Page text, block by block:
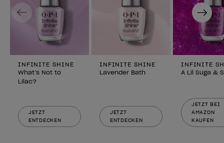
INFINITE SHINE
What’s Not to
Lilac?
JETZT
ENTDECKEN
INFINITE SHINE
Lavender Bath
JETZT
ENTDECKEN
INFINITE
A Lil Suga &
JETZT BEI
AMAZON
KAUFEN
Previous Next